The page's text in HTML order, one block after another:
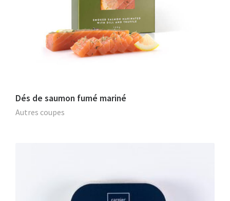
Dés de saumon fumé mariné
Autres coupes